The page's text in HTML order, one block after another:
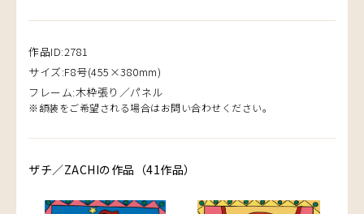
作品ID:2781
サイズ:F8号(455×380mm)
フレーム:木枠張り／パネル
※額装をご希望される場合はお問い合わせください。
ザチ／ZACHIの作品（41作品）